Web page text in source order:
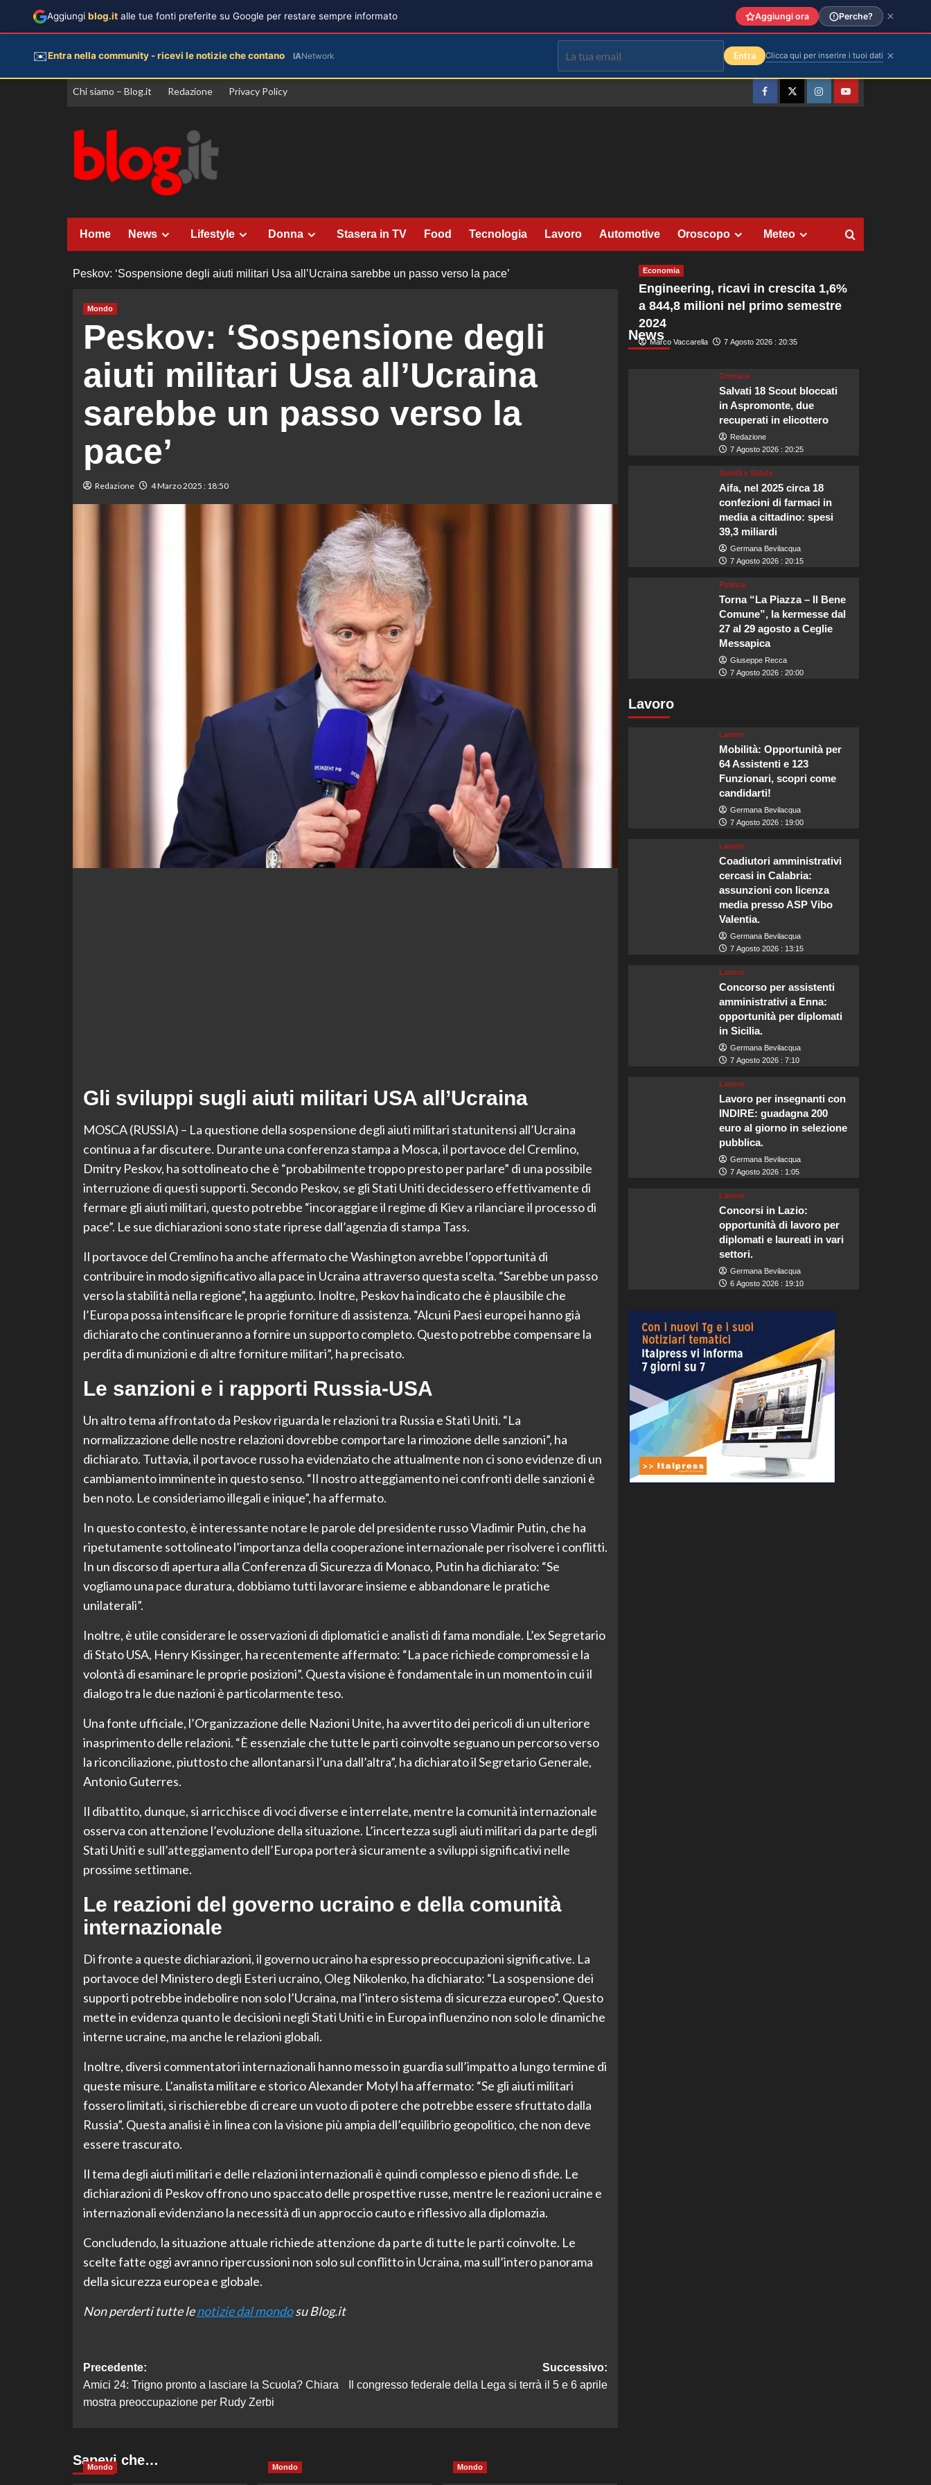
Vai
Chi siamo – Blog.it Redazione Privacy Policy
FacebookTwitterInstagramYouTube
Home News Lifestyle Donna Stasera in TV Food Tecnologia Lavoro Automotive Oroscopo Meteo
Peskov: ‘Sospensione degli aiuti militari Usa all’Ucraina sarebbe un passo verso la pace’
Mondo
Peskov: ‘Sospensione degli
aiuti militari Usa all’Ucraina
sarebbe un passo verso la
pace’
Redazione 4 Marzo 2025 : 18:50
Gli sviluppi sugli aiuti militari USA all’Ucraina
MOSCA (RUSSIA) – La questione della sospensione degli aiuti militari statunitensi all’Ucraina
continua a far discutere. Durante una conferenza stampa a Mosca, il portavoce del Cremlino,
Dmitry Peskov, ha sottolineato che è “probabilmente troppo presto per parlare” di una possibile
interruzione di questi supporti. Secondo Peskov, se gli Stati Uniti decidessero effettivamente di
fermare gli aiuti militari, questo potrebbe “incoraggiare il regime di Kiev a rilanciare il processo di
pace”. Le sue dichiarazioni sono state riprese dall’agenzia di stampa Tass.
Il portavoce del Cremlino ha anche affermato che Washington avrebbe l’opportunità di
contribuire in modo significativo alla pace in Ucraina attraverso questa scelta. “Sarebbe un passo
verso la stabilità nella regione”, ha aggiunto. Inoltre, Peskov ha indicato che è plausibile che
l’Europa possa intensificare le proprie forniture di assistenza. “Alcuni Paesi europei hanno già
dichiarato che continueranno a fornire un supporto completo. Questo potrebbe compensare la
perdita di munizioni e di altre forniture militari”, ha precisato.
Le sanzioni e i rapporti Russia-USA
Un altro tema affrontato da Peskov riguarda le relazioni tra Russia e Stati Uniti. “La
normalizzazione delle nostre relazioni dovrebbe comportare la rimozione delle sanzioni”, ha
dichiarato. Tuttavia, il portavoce russo ha evidenziato che attualmente non ci sono evidenze di un
cambiamento imminente in questo senso. “Il nostro atteggiamento nei confronti delle sanzioni è
ben noto. Le consideriamo illegali e inique”, ha affermato.
In questo contesto, è interessante notare le parole del presidente russo Vladimir Putin, che ha
ripetutamente sottolineato l’importanza della cooperazione internazionale per risolvere i conflitti.
In un discorso di apertura alla Conferenza di Sicurezza di Monaco, Putin ha dichiarato: “Se
vogliamo una pace duratura, dobbiamo tutti lavorare insieme e abbandonare le pratiche
unilaterali”.
Inoltre, è utile considerare le osservazioni di diplomatici e analisti di fama mondiale. L’ex Segretario
di Stato USA, Henry Kissinger, ha recentemente affermato: “La pace richiede compromessi e la
volontà di esaminare le proprie posizioni”. Questa visione è fondamentale in un momento in cui il
dialogo tra le due nazioni è particolarmente teso.
Una fonte ufficiale, l’Organizzazione delle Nazioni Unite, ha avvertito dei pericoli di un ulteriore
inasprimento delle relazioni. “È essenziale che tutte le parti coinvolte seguano un percorso verso
la riconciliazione, piuttosto che allontanarsi l’una dall’altra”, ha dichiarato il Segretario Generale,
Antonio Guterres.
Il dibattito, dunque, si arricchisce di voci diverse e interrelate, mentre la comunità internazionale
osserva con attenzione l’evoluzione della situazione. L’incertezza sugli aiuti militari da parte degli
Stati Uniti e sull’atteggiamento dell’Europa porterà sicuramente a sviluppi significativi nelle
prossime settimane.
Le reazioni del governo ucraino e della comunità
internazionale
Di fronte a queste dichiarazioni, il governo ucraino ha espresso preoccupazioni significative. La
portavoce del Ministero degli Esteri ucraino, Oleg Nikolenko, ha dichiarato: “La sospensione dei
supporti potrebbe indebolire non solo l’Ucraina, ma l’intero sistema di sicurezza europeo”. Questo
mette in evidenza quanto le decisioni negli Stati Uniti e in Europa influenzino non solo le dinamiche
interne ucraine, ma anche le relazioni globali.
Inoltre, diversi commentatori internazionali hanno messo in guardia sull’impatto a lungo termine di
queste misure. L’analista militare e storico Alexander Motyl ha affermato: “Se gli aiuti militari
fossero limitati, si rischierebbe di creare un vuoto di potere che potrebbe essere sfruttato dalla
Russia”. Questa analisi è in linea con la visione più ampia dell’equilibrio geopolitico, che non deve
essere trascurato.
Il tema degli aiuti militari e delle relazioni internazionali è quindi complesso e pieno di sfide. Le
dichiarazioni di Peskov offrono uno spaccato delle prospettive russe, mentre le reazioni ucraine e
internazionali evidenziano la necessità di un approccio cauto e riflessivo alla diplomazia.
Concludendo, la situazione attuale richiede attenzione da parte di tutte le parti coinvolte. Le
scelte fatte oggi avranno ripercussioni non solo sul conflitto in Ucraina, ma sull’intero panorama
della sicurezza europea e globale.
Non perderti tutte lenotizie dal mondosu Blog.it
Navigazione
articolo
Precedente:
Amici 24: Trigno pronto a lasciare la Scuola? Chiara
mostra preoccupazione per Rudy Zerbi
Successivo:
Il congresso federale della Lega si terrà il 5 e 6 aprile
Sapevi che…
Mondo Mondo Mondo
News
Economia
Engineering, ricavi in crescita 1,6%
a 844,8 milioni nel primo semestre
2024
Marco Vaccarella 7 Agosto 2026 : 20:35
Cronaca
Salvati 18 Scout bloccati
in Aspromonte, due
recuperati in elicottero
Redazione
7 Agosto 2026 : 20:25
Sanità e Salute
Aifa, nel 2025 circa 18
confezioni di farmaci in
media a cittadino: spesi
39,3 miliardi
Germana Bevilacqua
7 Agosto 2026 : 20:15
Politica
Torna “La Piazza – Il Bene
Comune”, la kermesse dal
27 al 29 agosto a Ceglie
Messapica
Giuseppe Recca
7 Agosto 2026 : 20:00
Lavoro
Lavoro
Mobilità: Opportunità per
64 Assistenti e 123
Funzionari, scopri come
candidarti!
Germana Bevilacqua
7 Agosto 2026 : 19:00
Lavoro
Coadiutori amministrativi
cercasi in Calabria:
assunzioni con licenza
media presso ASP Vibo
Valentia.
Germana Bevilacqua
7 Agosto 2026 : 13:15
Lavoro
Concorso per assistenti
amministrativi a Enna:
opportunità per diplomati
in Sicilia.
Germana Bevilacqua
7 Agosto 2026 : 7:10
Lavoro
Lavoro per insegnanti con
INDIRE: guadagna 200
euro al giorno in selezione
pubblica.
Germana Bevilacqua
7 Agosto 2026 : 1:05
Lavoro
Concorsi in Lazio:
opportunità di lavoro per
diplomati e laureati in vari
settori.
Germana Bevilacqua
6 Agosto 2026 : 19:10
Aggiungi blog.it alle tue fonti preferite su Google per restare sempre informato Aggiungi ora Perche?
✉️Entra nella community - ricevi le notizie che contano IANetwork Entra Clicca qui per inserire i tuoi dati